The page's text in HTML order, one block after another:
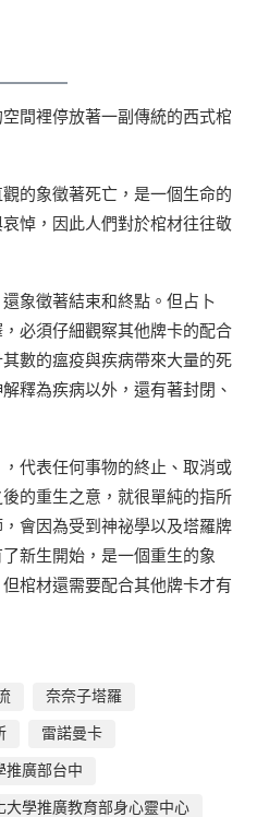
間裡停放著一副傳統的西式棺
的象徵著死亡，是一個生命的
悼，因此人們對於棺材往往敬
象徵著結束和終點。但占卜
必須仔細觀察其他牌卡的配合
數的瘟疫與疾病帶來大量的死
釋為疾病以外，還有著封閉、
代表任何事物的終止、取消或
的重生之意，就很單純的指所
會因為受到神祕學以及塔羅牌
新生開始，是一個重生的象
棺材還需要配合其他牌卡才有
奈奈子塔羅
雷諾曼卡
推廣部台中
大學推廣教育部身心靈中心